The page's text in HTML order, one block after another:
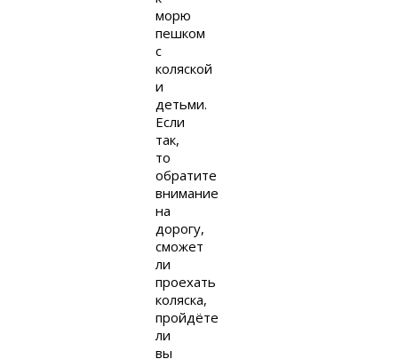
морю
пешком
с
коляской
и
детьми.
Если
так,
то
обратите
внимание
на
дорогу,
сможет
ли
проехать
коляска,
пройдёте
ли
вы